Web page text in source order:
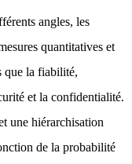
angles, les
quantitatives et
que la fiabilité,
et la confidentialité.
une hiérarchisation
de la probabilité